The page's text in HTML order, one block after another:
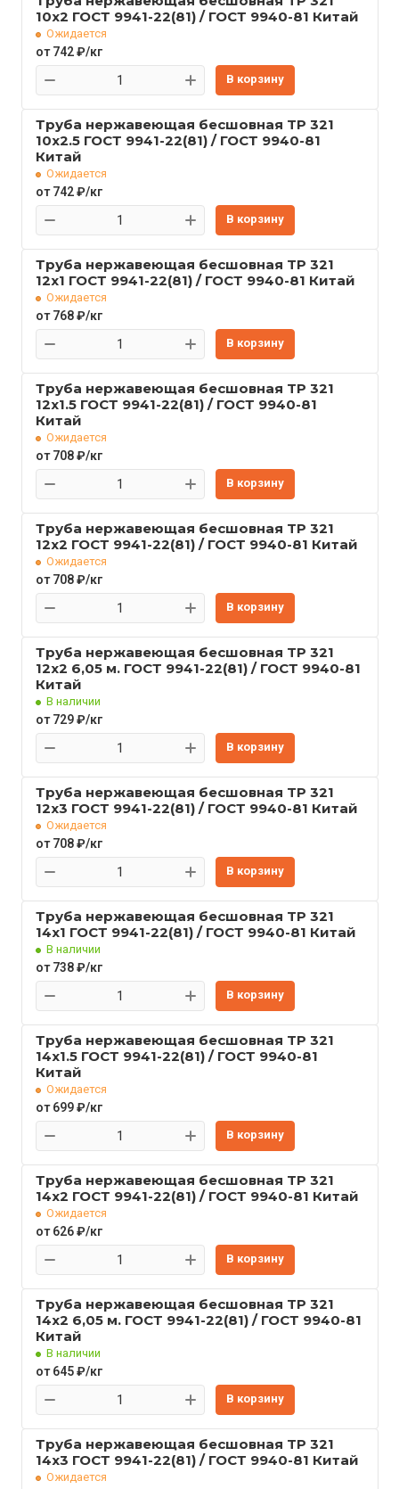
10x2 ГОСТ 9941-22(81) / ГОСТ 9940-81 Китай
Ожидается
от 742 ₽/кг
В корзину
Труба нержавеющая бесшовная TP 321
10x2.5 ГОСТ 9941-22(81) / ГОСТ 9940-81
Китай
Ожидается
от 742 ₽/кг
В корзину
Труба нержавеющая бесшовная TP 321
12x1 ГОСТ 9941-22(81) / ГОСТ 9940-81 Китай
Ожидается
от 768 ₽/кг
В корзину
Труба нержавеющая бесшовная TP 321
12x1.5 ГОСТ 9941-22(81) / ГОСТ 9940-81
Китай
Ожидается
от 708 ₽/кг
В корзину
Труба нержавеющая бесшовная TP 321
12x2 ГОСТ 9941-22(81) / ГОСТ 9940-81 Китай
Ожидается
от 708 ₽/кг
В корзину
Труба нержавеющая бесшовная TP 321
12x2 6,05 м. ГОСТ 9941-22(81) / ГОСТ 9940-81
Китай
В наличии
от 729 ₽/кг
В корзину
Труба нержавеющая бесшовная TP 321
12x3 ГОСТ 9941-22(81) / ГОСТ 9940-81 Китай
Ожидается
от 708 ₽/кг
В корзину
Труба нержавеющая бесшовная TP 321
14x1 ГОСТ 9941-22(81) / ГОСТ 9940-81 Китай
В наличии
от 738 ₽/кг
В корзину
Труба нержавеющая бесшовная TP 321
14x1.5 ГОСТ 9941-22(81) / ГОСТ 9940-81
Китай
Ожидается
от 699 ₽/кг
В корзину
Труба нержавеющая бесшовная TP 321
14x2 ГОСТ 9941-22(81) / ГОСТ 9940-81 Китай
Ожидается
от 626 ₽/кг
В корзину
Труба нержавеющая бесшовная TP 321
14x2 6,05 м. ГОСТ 9941-22(81) / ГОСТ 9940-81
Китай
В наличии
от 645 ₽/кг
В корзину
Труба нержавеющая бесшовная TP 321
14x3 ГОСТ 9941-22(81) / ГОСТ 9940-81 Китай
Ожидается